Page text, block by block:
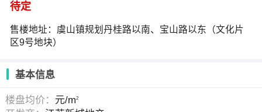
待定
售楼地址：虞山镇规划丹桂路以南、宝山路以东（文化片
区9号地块）
基本信息
楼盘均价： 元/m2